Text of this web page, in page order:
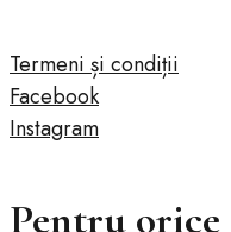
Termeni și condiții
Facebook
Instagram
Pentru